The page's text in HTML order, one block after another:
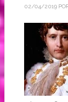
02/04/2019